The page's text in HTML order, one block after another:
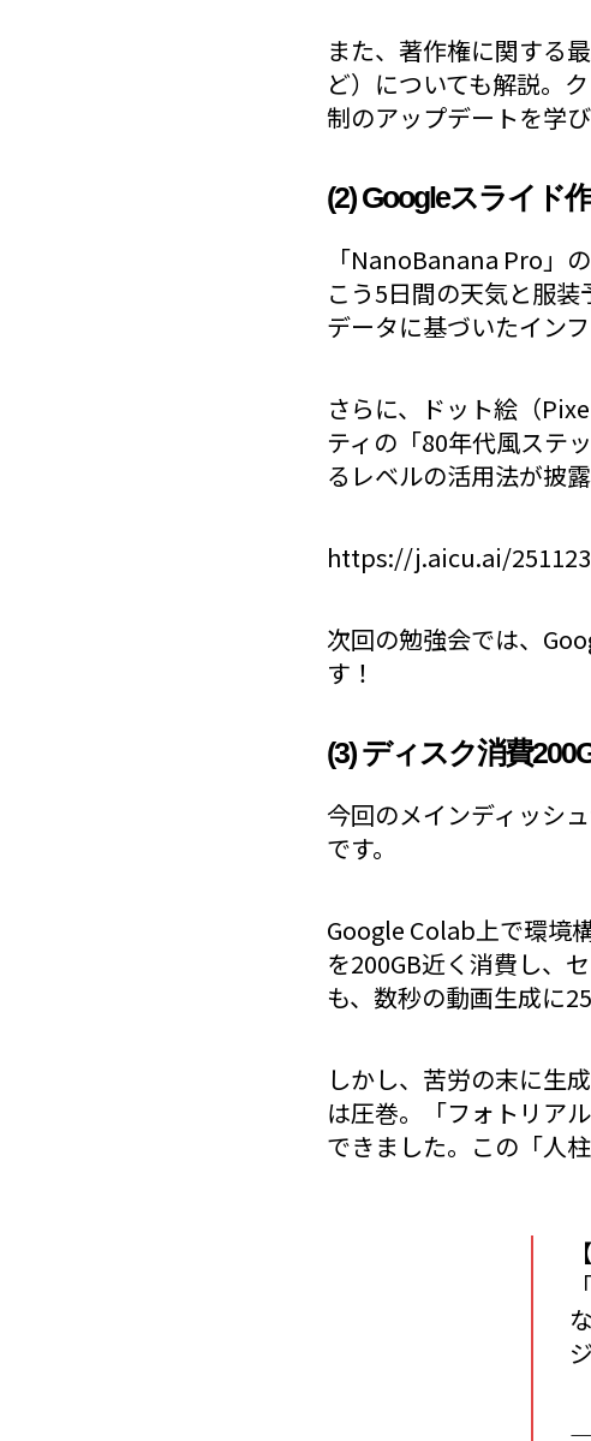
また、著作権に関する
ど）についても解説。
制のアップデートを学び
(2) Googleスライド
「NanoBanana Pro」
こう5日間の天気と服
データに基づいたイン
さらに、ドット絵（
ティの「80年代風ステ
るレベルの活用法が披露
https://j.aicu.ai/251123
次回の勉強会では、
す！
(3) ディスク消費
今回のメインディッシ
です。
Google Colab上で環境
を200GB近く消費し、
も、数秒の動画生成に
しかし、苦労の末に生
は圧巻。「フォトリア
できました。この「人